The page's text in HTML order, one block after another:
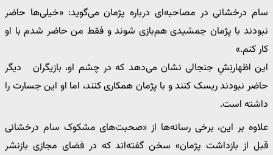
سام درخشانی در مصاحبه‌ای درباره پژمان می‌گوید: «خیلی‌ها حاضر
نبودند با پژمان جمشیدی هم‌بازی شوند و فقط من حاضر شدم با او
کار کنم.»
این اظهارنِشِ جنجالی نشان می‌دهد که در چشم او، بازیگران دیگر
حاضر نبودند ریسک کنند و با پژمان همکاری کنند، اما او این جسارت را
داشته است.
علاوه بر این، برخی رسانه‌ها از «صحبت‌های مشکوک سام درخشانی
قبل از بازداشت پژمان» سخن گفته‌اند که در فضای مجازی بازنشر